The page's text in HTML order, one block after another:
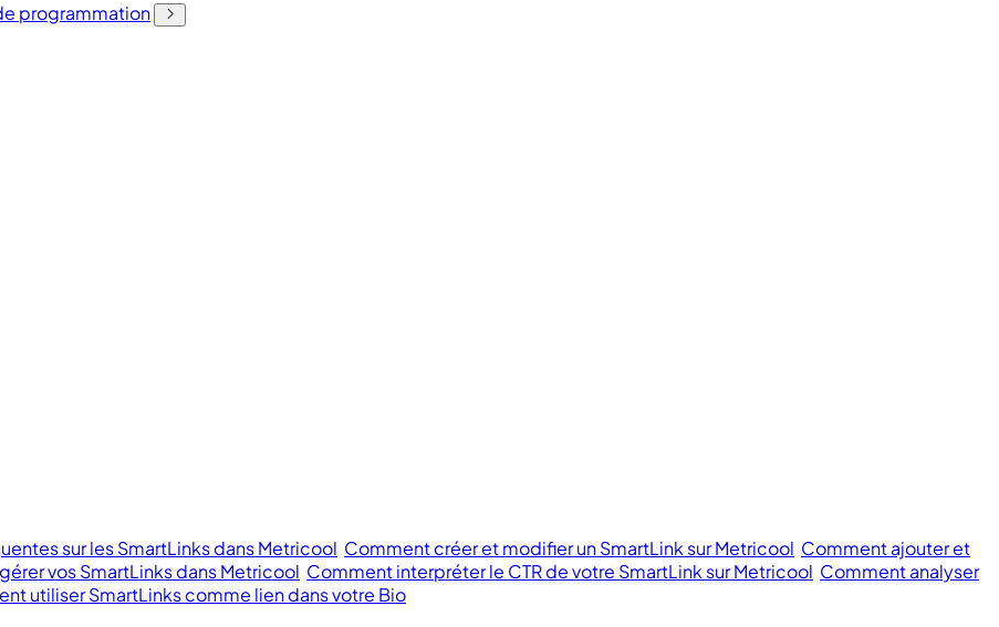
programmation
sur les SmartLinks dans Metricool Comment créer et modifier un SmartLink sur Metricool Comment ajouter et
vos SmartLinks dans Metricool Comment interpréter le CTR de votre SmartLink sur Metricool Comment analyser
utiliser SmartLinks comme lien dans votre Bio